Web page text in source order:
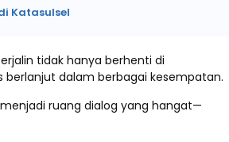
Katasulsel
tidak hanya berhenti di
dalam berbagai kesempatan.
ruang dialog yang hangat—